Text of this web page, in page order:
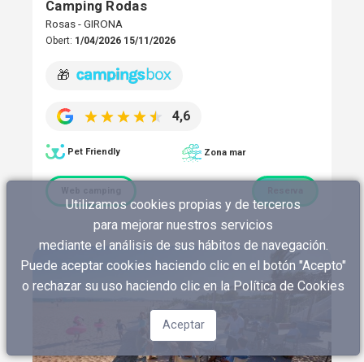
Camping Rodas
Rosas - GIRONA
Obert: 1/04/2026 15/11/2026
🎁
4,6
Pet Friendly Zona mar
Utilizamos cookies propias y de terceros
para mejorar nuestros servicios
mediante el análisis de sus hábitos de navegación.
Puede aceptar cookies haciendo clic en el botón "Acepto"
o rechazar su uso haciendo clic en la Política de Cookies
Aceptar